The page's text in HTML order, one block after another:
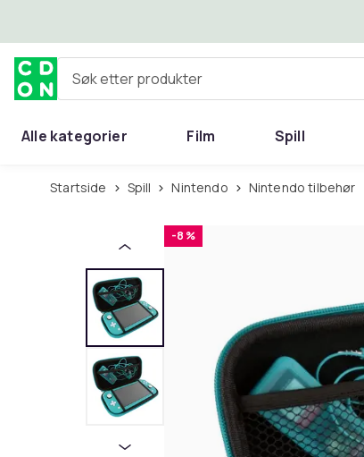
Søk etter produkter
Alle kategorier Film Spill
Startside Spill Nintendo Nintendo tilbehør
-8 %